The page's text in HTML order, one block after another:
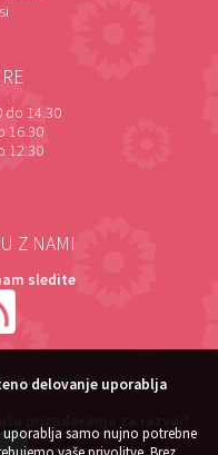
do 14.30
16.30
12.30
Z NAMI
sledite
prizadevanja za razvoj?
delovanje uporablja
uporablja samo nujno potrebne